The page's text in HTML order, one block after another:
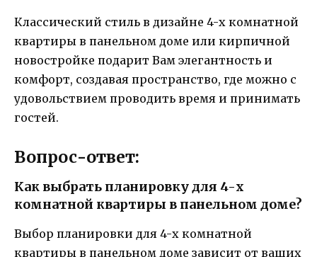
Классический стиль в дизайне 4-х комнатной
квартиры в панельном доме или кирпичной
новостройке подарит Вам элегантность и
комфорт, создавая пространство, где можно с
удовольствием проводить время и принимать
гостей.
Вопрос-ответ:
Как выбрать планировку для 4-х
комнатной квартиры в панельном доме?
Выбор планировки для 4-х комнатной
квартиры в панельном доме зависит от ваших